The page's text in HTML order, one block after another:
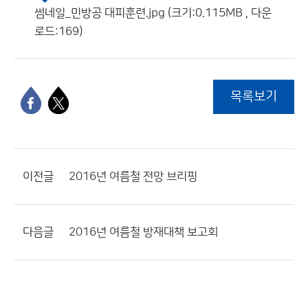
썸네일_민방공 대피훈련.jpg (크기:0.115MB , 다운
로드:169)
목록보기
이전글 2016년 여름철 전망 브리핑
다음글 2016년 여름철 방재대책 보고회